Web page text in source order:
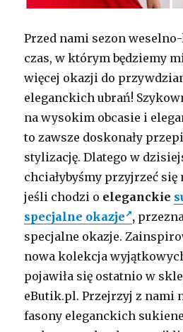
Przed nami sezon
czas, w którym będziemy
więcej okazji do
eleganckich ubrań!
na wysokim obcasie i
to zawsze doskonały
stylizację. Dlatego w
chciałybyśmy przyjrzeć
jeśli chodzi o eleganckie
specjalne okazje ,
specjalne okazje.
nowa kolekcja
pojawiła się ostatnio w
eButik.pl. Przejrzyj z nami
fasony eleganckich